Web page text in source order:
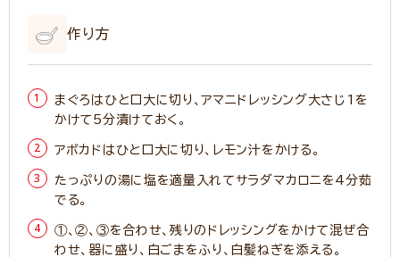
作り方
まぐろはひと口大に切り、アマニドレッシング大さじ1を
かけて5分漬けておく。
アボカドはひと口大に切り、レモン汁をかける。
たっぷりの湯に塩を適量入れてサラダマカロニを4分茹
でる。
①、②、③を合わせ、残りのドレッシングをかけて混ぜ合
わせ、器に盛り、白ごまをふり、白髪ねぎを添える。